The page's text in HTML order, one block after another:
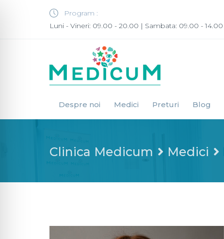
Program :
Luni - Vineri: 09.00 - 20.00 | Sambata: 09.00 - 14.00
Despre noi Medici Preturi Blog
Clinica Medicum Medici